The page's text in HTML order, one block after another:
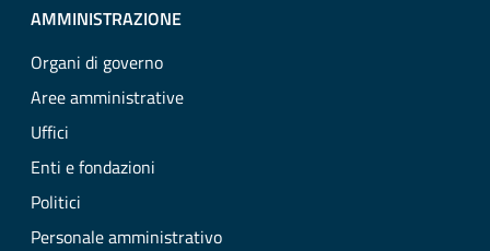
AMMINISTRAZIONE
Organi di governo
Aree amministrative
Uffici
Enti e fondazioni
Politici
Personale amministrativo